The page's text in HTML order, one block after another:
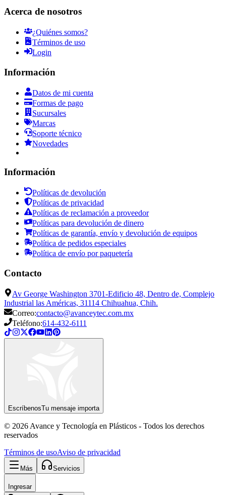
Acerca de nosotros
¿Quiénes somos?
Términos de uso
Login
Información
Datos de mi cuenta
Formas de pago
Sucursales
Marcas
Soporte técnico
Novedades
Información
Políticas de devolución
Políticas de privacidad
Políticas de reclamación a proveedor
Políticas para devolución de dinero
Políticas de garantía, envío y devolución de equipos
Política de pedidos especiales
Política de envío por paquetería
Contacto
Av George Washington 3701-Edificio 48, Dentro de, Complejo
Industrial las Américas, 31114 Chihuahua, Chih.
Correo:contacto@avanceytec.com.mx
Teléfono:614-432-6111
EscríbenosTu mensaje importa
© 2026 Avance y Tecnología en Plásticos - Todos los derechos
reservados
Términos de usoAviso de privacidad
Más Servicios
Ingresar